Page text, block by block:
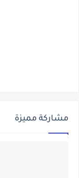
مشاركة مميزة